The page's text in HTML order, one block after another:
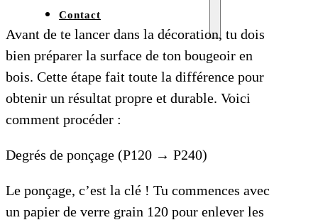
Contact
Avant de te lancer dans la décoration, tu dois
bien préparer la surface de ton bougeoir en
bois. Cette étape fait toute la différence pour
obtenir un résultat propre et durable. Voici
comment procéder :
Degrés de ponçage (P120 → P240)
Le ponçage, c’est la clé ! Tu commences avec
un papier de verre grain 120 pour enlever les